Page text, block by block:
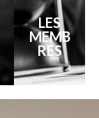
LES
MEMB
RES